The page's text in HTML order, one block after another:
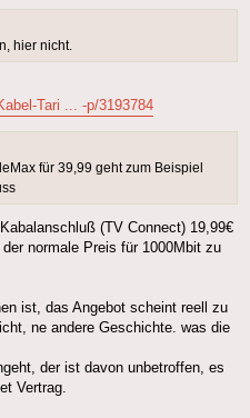
hier nicht.
Tari ... -p/3193784
für 39,99 geht zum Beispiel
(TV Connect) 19,99€
normale Preis für 1000Mbit zu
ist, das Angebot scheint reell zu
ne andere Geschichte. was die
der ist davon unbetroffen, es
Vertrag.